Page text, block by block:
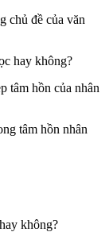
chủ đề của văn
hay không?
tâm hồn của nhân
tâm hồn nhân
không?